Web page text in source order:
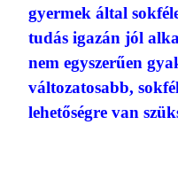
gyermek által
tudás igazán jól
nem egyszerűen
változatosabb,
lehetőségre van